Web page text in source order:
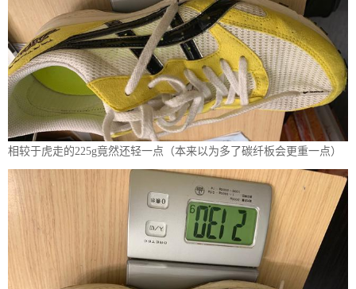
相较于虎走的225g竟然还轻一点（本来以为多了碳纤板会更重一点）